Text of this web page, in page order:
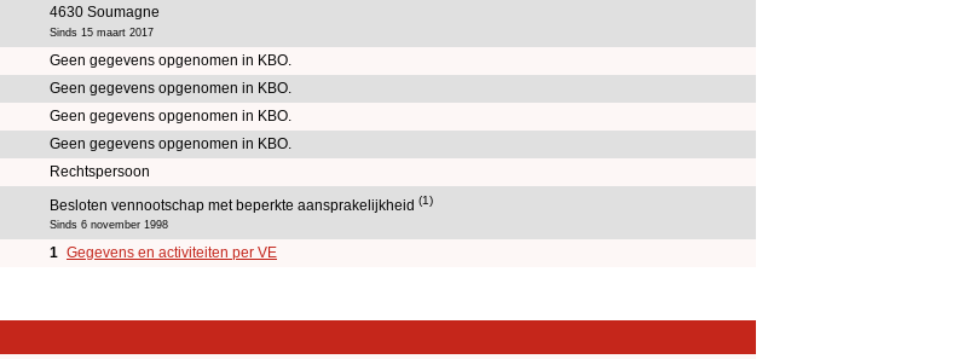
4630 Soumagne
Sinds 15 maart 2017
Geen gegevens opgenomen in KBO.
Geen gegevens opgenomen in KBO.
Geen gegevens opgenomen in KBO.
Geen gegevens opgenomen in KBO.
Rechtspersoon
Besloten vennootschap met beperkte aansprakelijkheid (1)
Sinds 6 november 1998
1 Gegevens en activiteiten per VE